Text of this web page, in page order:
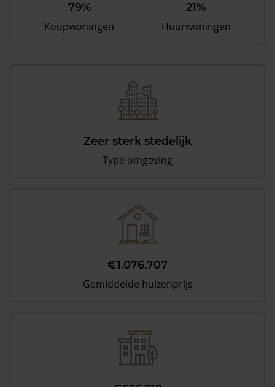
79%
Koopwoningen
21%
Huurwoningen
Zeer sterk stedelijk
Type omgeving
€1.076.707
Gemiddelde huizenprijs